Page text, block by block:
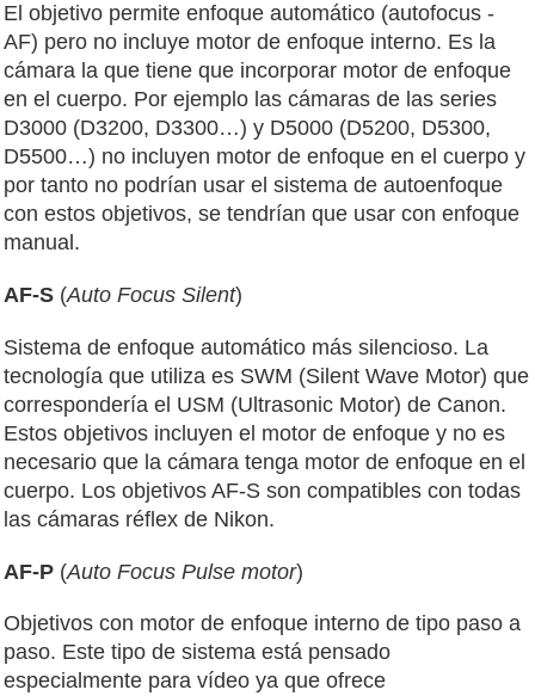
El objetivo permite enfoque automático (autofocus -
AF) pero no incluye motor de enfoque interno. Es la
cámara la que tiene que incorporar motor de enfoque
en el cuerpo. Por ejemplo las cámaras de las series
D3000 (D3200, D3300…) y D5000 (D5200, D5300,
D5500…) no incluyen motor de enfoque en el cuerpo y
por tanto no podrían usar el sistema de autoenfoque
con estos objetivos, se tendrían que usar con enfoque
manual.
AF-S (Auto Focus Silent)
Sistema de enfoque automático más silencioso. La
tecnología que utiliza es SWM (Silent Wave Motor) que
correspondería el USM (Ultrasonic Motor) de Canon.
Estos objetivos incluyen el motor de enfoque y no es
necesario que la cámara tenga motor de enfoque en el
cuerpo. Los objetivos AF-S son compatibles con todas
las cámaras réflex de Nikon.
AF-P (Auto Focus Pulse motor)
Objetivos con motor de enfoque interno de tipo paso a
paso. Este tipo de sistema está pensado
especialmente para vídeo ya que ofrece